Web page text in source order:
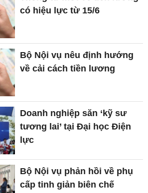
có hiệu lực từ 15/6
Bộ Nội vụ nêu định hướng
về cải cách tiền lương
Doanh nghiệp săn ‘kỹ sư
tương lai’ tại Đại học Điện
lực
Bộ Nội vụ phản hồi về phụ
cấp tinh giản biên chế